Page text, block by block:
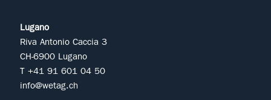
Lugano
Riva Antonio Caccia 3
CH-6900 Lugano
T +41 91 601 04 50
info@wetag.ch